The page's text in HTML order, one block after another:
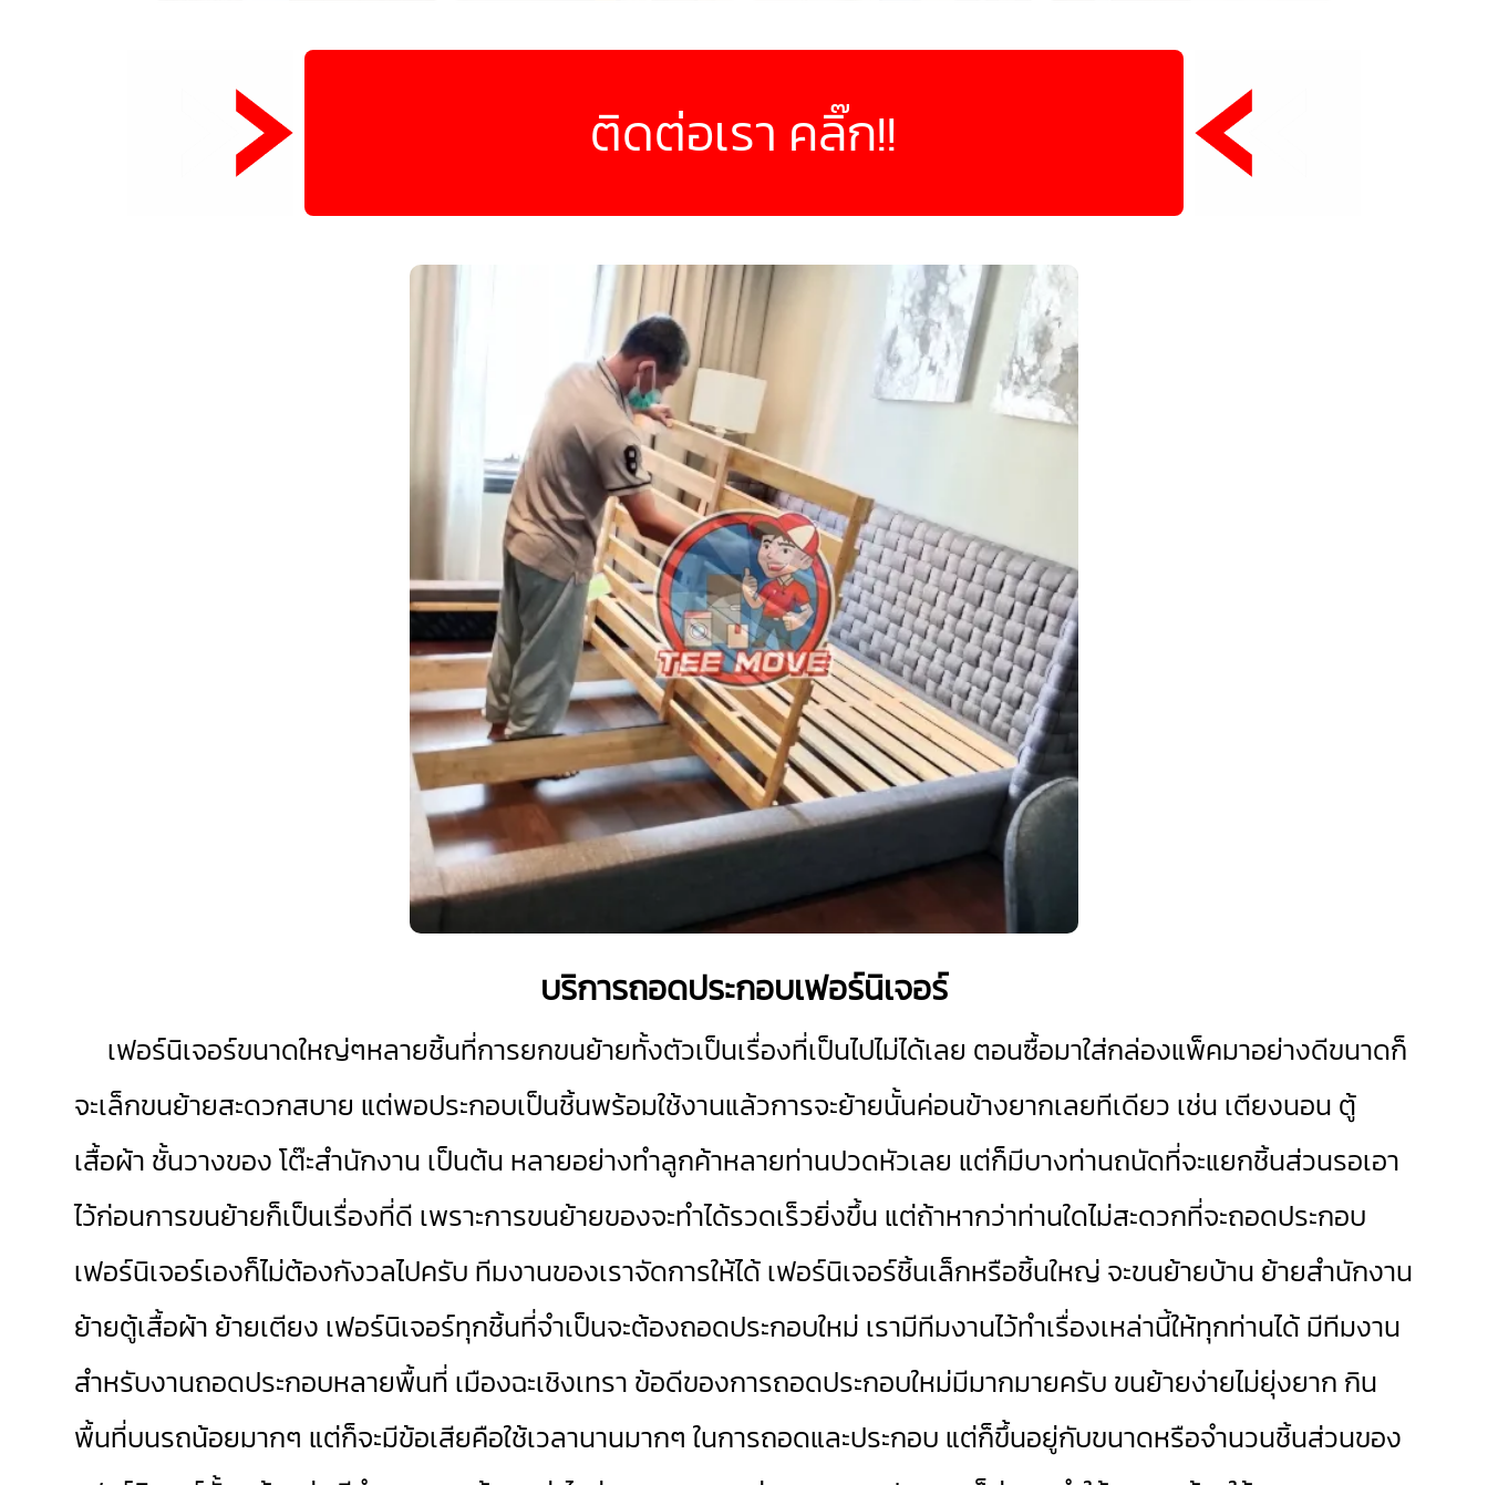
ติดต่อเรา คลิ๊ก!!
บริการถอดประกอบเฟอร์นิเจอร์
เฟอร์นิเจอร์ขนาดใหญ่ๆหลายชิ้นที่การยกขนย้ายทั้งตัวเป็นเรื่องที่เป็นไปไม่ได้เลย ตอนซื้อมาใส่กล่องแพ็คมาอย่างดีขนาดก็
จะเล็กขนย้ายสะดวกสบาย แต่พอประกอบเป็นชิ้นพร้อมใช้งานแล้วการจะย้ายนั้นค่อนข้างยากเลยทีเดียว เช่น เตียงนอน ตู้
เสื้อผ้า ชั้นวางของ โต๊ะสำนักงาน เป็นต้น หลายอย่างทำลูกค้าหลายท่านปวดหัวเลย แต่ก็มีบางท่านถนัดที่จะแยกชิ้นส่วนรอเอา
ไว้ก่อนการขนย้ายก็เป็นเรื่องที่ดี เพราะการขนย้ายของจะทำได้รวดเร็วยิ่งขึ้น แต่ถ้าหากว่าท่านใดไม่สะดวกที่จะถอดประกอบ
เฟอร์นิเจอร์เองก็ไม่ต้องกังวลไปครับ ทีมงานของเราจัดการให้ได้ เฟอร์นิเจอร์ชิ้นเล็กหรือชิ้นใหญ่ จะขนย้ายบ้าน ย้ายสำนักงาน
ย้ายตู้เสื้อผ้า ย้ายเตียง เฟอร์นิเจอร์ทุกชิ้นที่จำเป็นจะต้องถอดประกอบใหม่ เรามีทีมงานไว้ทำเรื่องเหล่านี้ให้ทุกท่านได้ มีทีมงาน
สำหรับงานถอดประกอบหลายพื้นที่ เมืองฉะเชิงเทรา ข้อดีของการถอดประกอบใหม่มีมากมายครับ ขนย้ายง่ายไม่ยุ่งยาก กิน
พื้นที่บนรถน้อยมากๆ แต่ก็จะมีข้อเสียคือใช้เวลานานมากๆ ในการถอดและประกอบ แต่ก็ขึ้นอยู่กับขนาดหรือจำนวนชิ้นส่วนของ